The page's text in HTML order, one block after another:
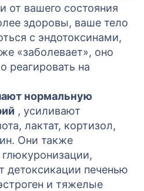
от вашего состояния
здоровы, ваше тело
с эндотоксинами,
«заболевает», оно
реагировать на
нормальную
, усиливают
лактат, кортизол,
Они также
детоксикации печенью
и тяжелые